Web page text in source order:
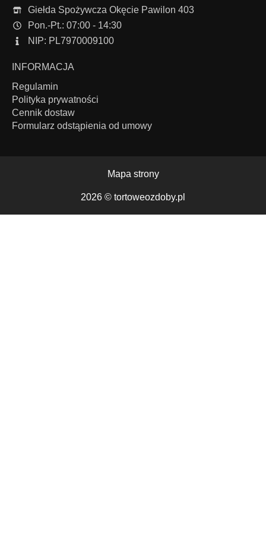
Giełda Spożywcza Okęcie Pawilon 403
Pon.-Pt.: 07:00 - 14:30
NIP: PL7970009100
INFORMACJA
Regulamin
Polityka prywatności
Cennik dostaw
Formularz odstąpienia od umowy
Mapa strony
2026 © tortoweozdoby.pl